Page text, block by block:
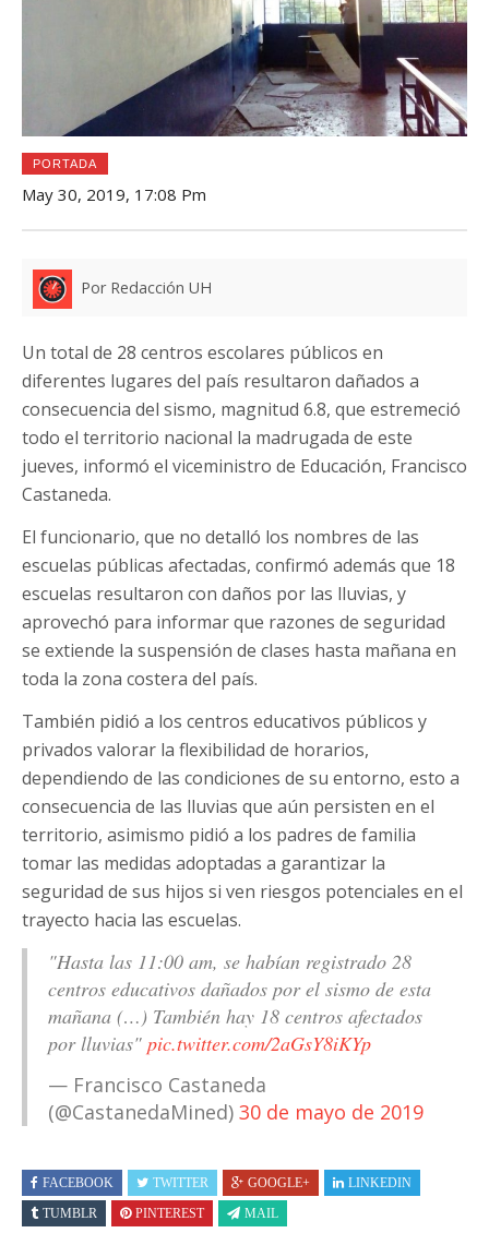
PORTADA
May 30, 2019, 17:08 Pm
Por Redacción UH
Un total de 28 centros escolares públicos en
diferentes lugares del país resultaron dañados a
consecuencia del sismo, magnitud 6.8, que estremeció
todo el territorio nacional la madrugada de este
jueves, informó el viceministro de Educación, Francisco
Castaneda.
El funcionario, que no detalló los nombres de las
escuelas públicas afectadas, confirmó además que 18
escuelas resultaron con daños por las lluvias, y
aprovechó para informar que razones de seguridad
se extiende la suspensión de clases hasta mañana en
toda la zona costera del país.
También pidió a los centros educativos públicos y
privados valorar la flexibilidad de horarios,
dependiendo de las condiciones de su entorno, esto a
consecuencia de las lluvias que aún persisten en el
territorio, asimismo pidió a los padres de familia
tomar las medidas adoptadas a garantizar la
seguridad de sus hijos si ven riesgos potenciales en el
trayecto hacia las escuelas.
"Hasta las 11:00 am, se habían registrado 28
centros educativos dañados por el sismo de esta
mañana (…) También hay 18 centros afectados
por lluvias" pic.twitter.com/2aGsY8iKYp
— Francisco Castaneda
(@CastanedaMined) 30 de mayo de 2019
FACEBOOK TWITTER GOOGLE+
LINKEDIN
TUMBLR
PINTEREST MAIL